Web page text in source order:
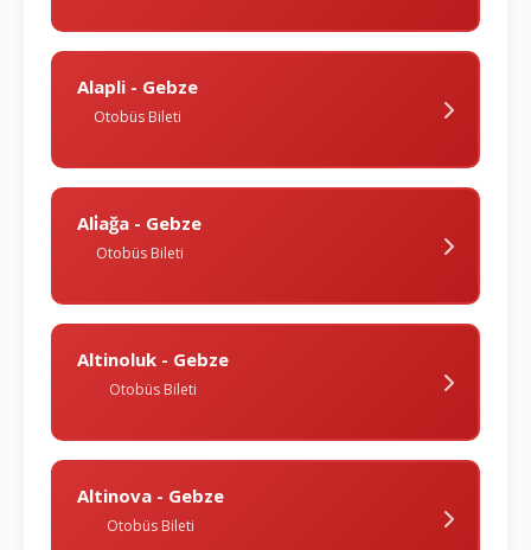
Alapli - Gebze
Otobüs Bileti
Ali̇ağa - Gebze
Otobüs Bileti
Altinoluk - Gebze
Otobüs Bileti
Altinova - Gebze
Otobüs Bileti